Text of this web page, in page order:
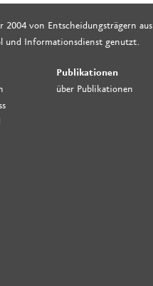
2004 von Entscheidungsträgern aus
und Informationsdienst genutzt.
Publikationen
über Publikationen